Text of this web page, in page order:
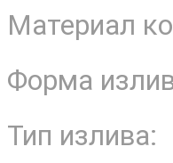
Материал
Форма
Тип излива: